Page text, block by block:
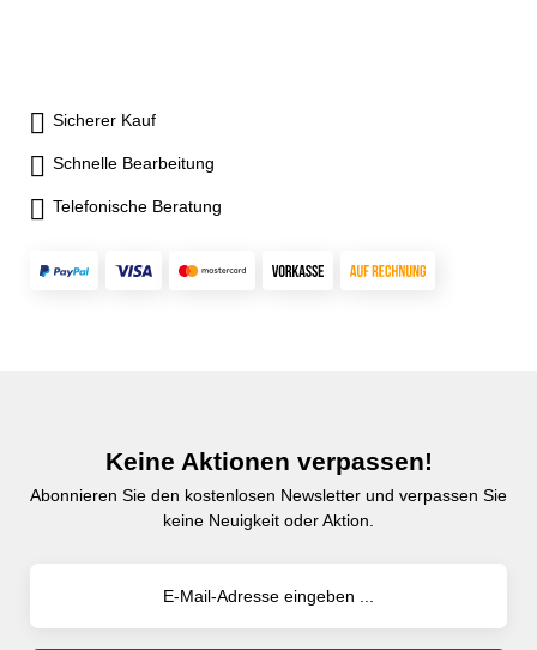
Sicherer Kauf
Schnelle Bearbeitung
Telefonische Beratung
Keine Aktionen verpassen!
Abonnieren Sie den kostenlosen Newsletter und verpassen Sie
keine Neuigkeit oder Aktion.